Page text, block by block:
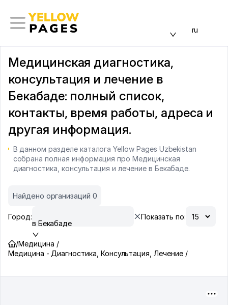
ru
Медицинская диагностика,
консультация и лечение в
Бекабаде: полный список,
контакты, время работы, адреса и
другая информация.
В данном разделе каталога Yellow Pages Uzbekistan
собрана полная информация про Медицинская
диагностика, консультация и лечение в Бекабаде.
Найдено организаций 0
Город:
в Бекабаде
Показать по:
/Медицина /
Медицина - Диагностика, Консультация, Лечение /